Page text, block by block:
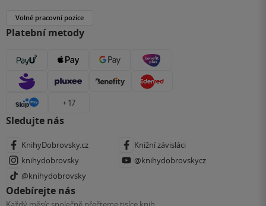
Volné pracovní pozice
Platební metody
+ 17
Sledujte nás
KnihyDobrovsky.cz
Knižní závisláci
knihydobrovsky
@knihydobrovskycz
@knihydobrovsky
Odebírejte nás